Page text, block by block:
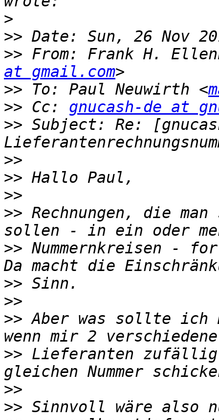
>
>>
>> From: Frank H.
at gmail.com
>> To: Paul Neuwirth <
>> Cc: gnucash-de at
>> Subject: Re:
>>
>>
>>
>> Rechnungen, die
>> Nummernkreisen -
>>
>>
>> Aber was sollte ich
>> Lieferanten zufällig
>>
>> Sinnvoll wäre also